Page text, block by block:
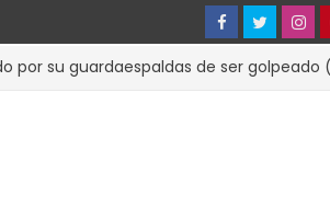
guardaespaldas de ser golpeado (VIDEO)